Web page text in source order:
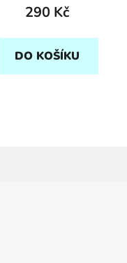
290 Kč
DO KOŠÍKU